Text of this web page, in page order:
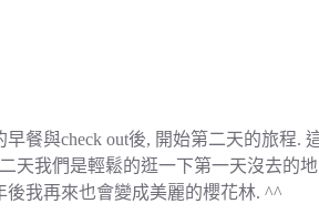
餐與check out後, 開始第二天的旅程.
天我們是輕鬆的逛一下第一天沒去的
後我再來也會變成美麗的櫻花林. ^^